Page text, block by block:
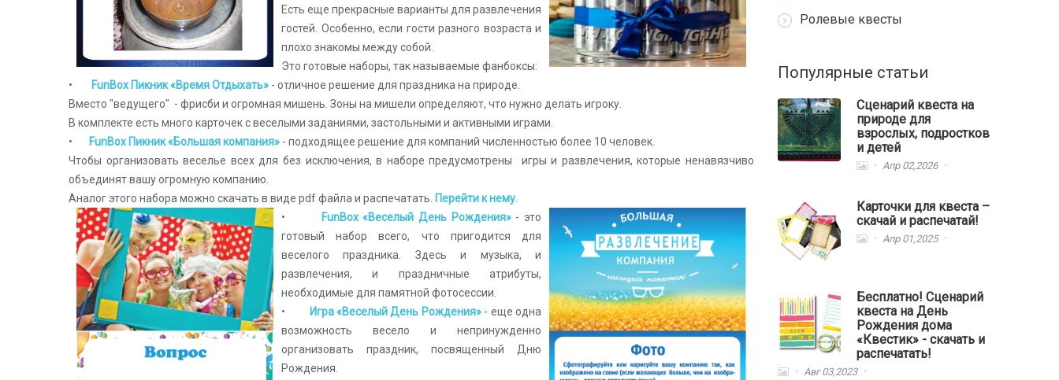
Есть еще прекрасные варианты для развлечения
гостей. Особенно, если гости разного возраста и
плохо знакомы между собой.
Это готовые наборы, так называемые фанбоксы:
•
FunBox Пикник «Время Отдыхать» - отличное решение для праздника на природе.
Вместо "ведущего" - фрисби и огромная мишень. Зоны на мишели определяют, что нужно делать игроку.
В комплекте есть много карточек с веселыми заданиями, застольными и активными играми.
•
FunBox Пикник «Большая компания» - подходящее решение для компаний численностью более 10 человек.
Чтобы организовать веселье всех для без исключения, в наборе предусмотрены игры и развлечения, которые ненавязчиво
объединят вашу огромную компанию.
Аналог этого набора можно скачать в виде pdf файла и распечатать. Перейти к нему.
•
FunBox «Веселый День Рождения» - это
готовый набор всего, что пригодится для
веселого праздника. Здесь и музыка, и
развлечения, и праздничные атрибуты,
необходимые для памятной фотосессии.
•
Игра «Веселый День Рождения» - еще одна
возможность весело и непринужденно
организовать праздник, посвященный Дню
Рождения.
Ролевые квесты
Популярные статьи
Сценарий квеста на
природе для
взрослых, подростков
и детей
Апр 02,2026
Карточки для квеста –
скачай и распечатай!
Апр 01,2025
Бесплатно! Сценарий
квеста на День
Рождения дома
«Квестик» - скачать и
распечатать!
Авг 03,2023